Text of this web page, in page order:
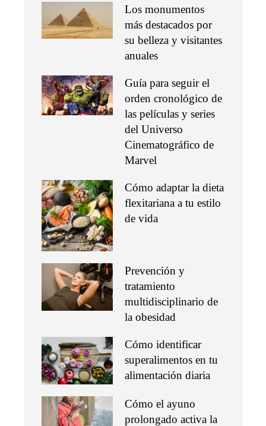
Los monumentos
más destacados por
su belleza y visitantes
anuales
Guía para seguir el
orden cronológico de
las películas y series
del Universo
Cinematográfico de
Marvel
Cómo adaptar la dieta
flexitariana a tu estilo
de vida
Prevención y
tratamiento
multidisciplinario de
la obesidad
Cómo identificar
superalimentos en tu
alimentación diaria
Cómo el ayuno
prolongado activa la